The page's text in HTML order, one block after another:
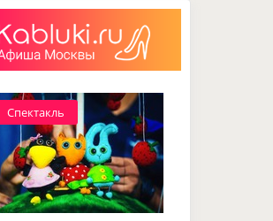
Спектакль